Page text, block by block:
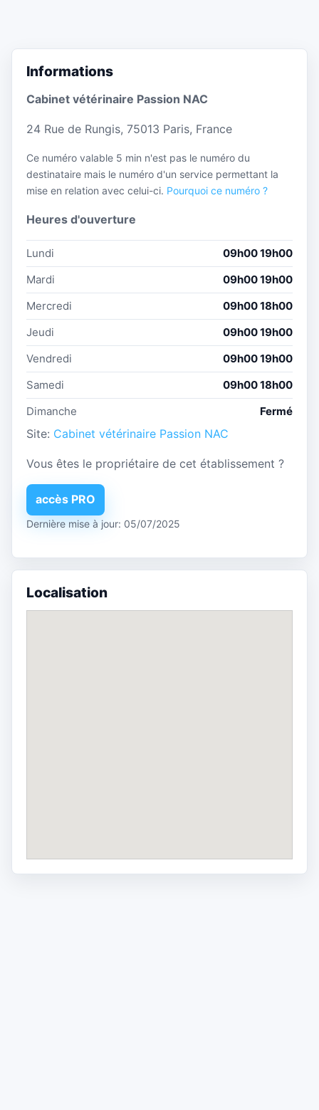
Informations
Cabinet vétérinaire Passion NAC
24 Rue de Rungis, 75013 Paris, France
Ce numéro valable 5 min n'est pas le numéro du
destinataire mais le numéro d'un service permettant la
mise en relation avec celui-ci. Pourquoi ce numéro ?
Heures d'ouverture
Lundi
09h00 19h00
Mardi
09h00 19h00
Mercredi
09h00 18h00
Jeudi
09h00 19h00
Vendredi
09h00 19h00
Samedi
09h00 18h00
Dimanche
Fermé
Site: Cabinet vétérinaire Passion NAC
Vous êtes le propriétaire de cet établissement ?
accès PRO
Dernière mise à jour: 05/07/2025
Localisation